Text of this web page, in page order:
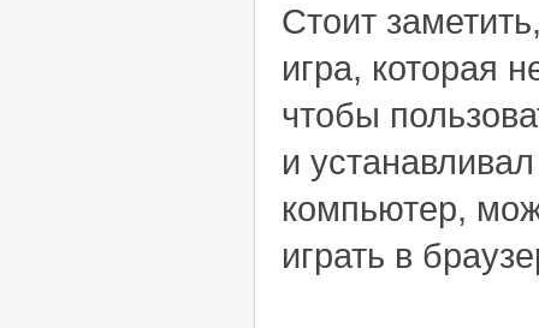
Стоит
игра, которая
чтобы
и
компьютер,
играть в